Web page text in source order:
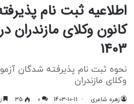
اطلاعیه ثبت نام
کانون وکلای مازندران
1403
وکلای مازندران
زهره شاعری 1403-10-11
0
35